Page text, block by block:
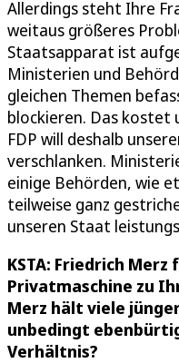
Allerdings steht Ihre
weitaus größeres
Staatsapparat ist
Ministerien und
gleichen Themen
blockieren. Das kostet
FDP will deshalb
verschlanken.
einige Behörden, wie
teilweise ganz
unseren Staat
KSTA: Friedrich
Privatmaschine zu
Merz hält viele
unbedingt
Verhältnis?